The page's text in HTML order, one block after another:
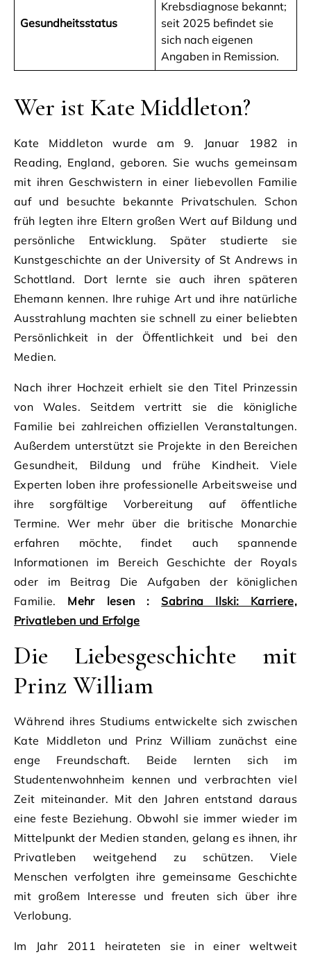
Gesundheitsstatus
Krebsdiagnose bekannt;
seit 2025 befindet sie
sich nach eigenen
Angaben in Remission.
Wer ist Kate Middleton?
Kate Middleton wurde am 9. Januar 1982 in
Reading, England, geboren. Sie wuchs gemeinsam
mit ihren Geschwistern in einer liebevollen Familie
auf und besuchte bekannte Privatschulen. Schon
früh legten ihre Eltern großen Wert auf Bildung und
persönliche Entwicklung. Später studierte sie
Kunstgeschichte an der University of St Andrews in
Schottland. Dort lernte sie auch ihren späteren
Ehemann kennen. Ihre ruhige Art und ihre natürliche
Ausstrahlung machten sie schnell zu einer beliebten
Persönlichkeit in der Öffentlichkeit und bei den
Medien.
Nach ihrer Hochzeit erhielt sie den Titel Prinzessin
von Wales. Seitdem vertritt sie die königliche
Familie bei zahlreichen offiziellen Veranstaltungen.
Außerdem unterstützt sie Projekte in den Bereichen
Gesundheit, Bildung und frühe Kindheit. Viele
Experten loben ihre professionelle Arbeitsweise und
ihre sorgfältige Vorbereitung auf öffentliche
Termine. Wer mehr über die britische Monarchie
erfahren möchte, findet auch spannende
Informationen im Bereich Geschichte der Royals
oder im Beitrag Die Aufgaben der königlichen
Familie. Mehr lesen :Sabrina Ilski: Karriere,
Privatleben und Erfolge
Die Liebesgeschichte mit
Prinz William
Während ihres Studiums entwickelte sich zwischen
Kate Middleton und Prinz William zunächst eine
enge Freundschaft. Beide lernten sich im
Studentenwohnheim kennen und verbrachten viel
Zeit miteinander. Mit den Jahren entstand daraus
eine feste Beziehung. Obwohl sie immer wieder im
Mittelpunkt der Medien standen, gelang es ihnen, ihr
Privatleben weitgehend zu schützen. Viele
Menschen verfolgten ihre gemeinsame Geschichte
mit großem Interesse und freuten sich über ihre
Verlobung.
Im Jahr 2011 heirateten sie in einer weltweit